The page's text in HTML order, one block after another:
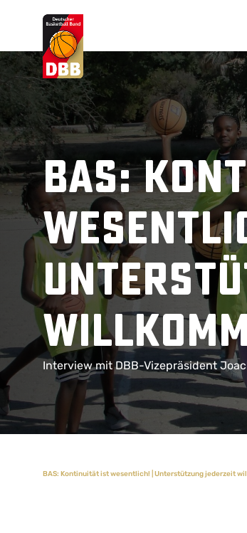
Suchvorschläge
Lorem Ipsum
Dolor Sit
Amet Valputo
BAS:
Interview mit DBB-Vizepräsident
BAS: Kontinuität ist wesentlich! | Unterstützung jederzeit